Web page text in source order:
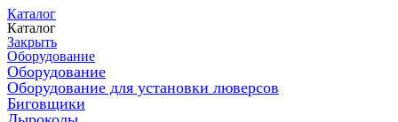
Каталог
Каталог
Закрыть
Оборудование
Оборудование
Оборудование для установки люверсов
Биговщики